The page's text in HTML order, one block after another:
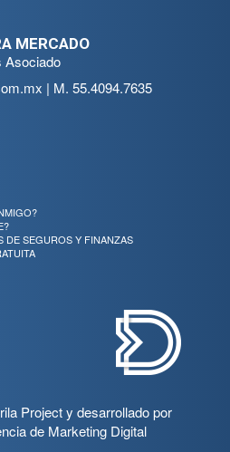
MERCADO
Asociado
| M. 55.4094.7635
DE SEGUROS Y FINANZAS
Projecty desarrollado por
de Marketing Digital